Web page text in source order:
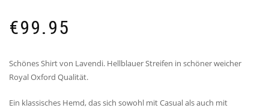
€99.95
Schönes Shirt von Lavendi. Hellblauer Streifen in schöner weicher
Royal Oxford Qualität.
Ein klassisches Hemd, das sich sowohl mit Casual als auch mit